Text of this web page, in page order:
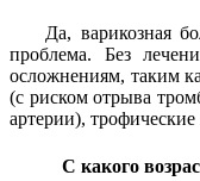
Да, варикозная
проблема. Без
осложнениям, таким
(с риском отрыва
артерии), трофические
С какого